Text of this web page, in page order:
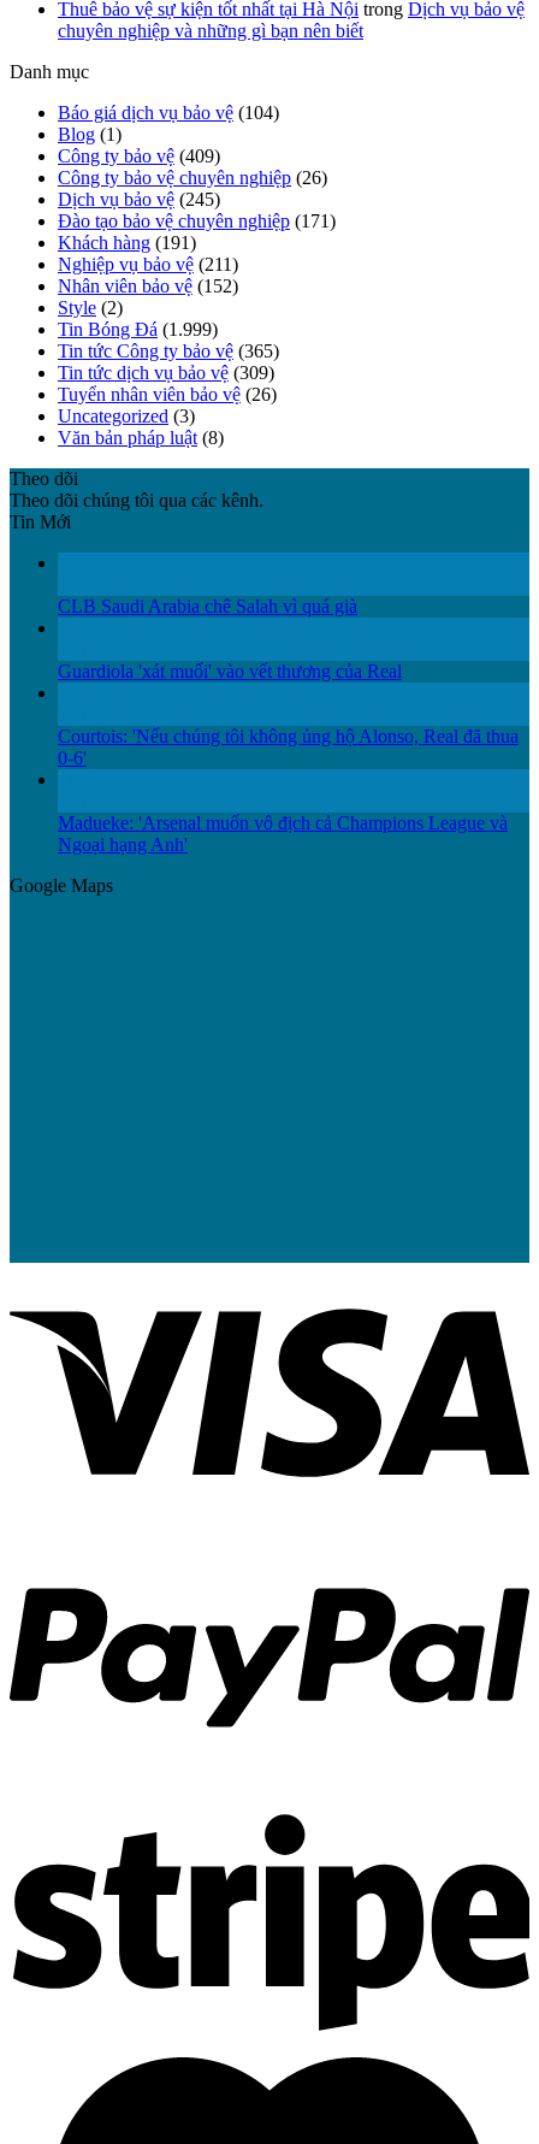
Thuê bảo vệ sự kiện tốt nhất tại Hà Nội trong Dịch vụ bảo vệ
chuyên nghiệp và những gì bạn nên biết
Danh mục
Báo giá dịch vụ bảo vệ (104)
Blog (1)
Công ty bảo vệ (409)
Công ty bảo vệ chuyên nghiệp (26)
Dịch vụ bảo vệ (245)
Đào tạo bảo vệ chuyên nghiệp (171)
Khách hàng (191)
Nghiệp vụ bảo vệ (211)
Nhân viên bảo vệ (152)
Style (2)
Tin Bóng Đá (1.999)
Tin tức Công ty bảo vệ (365)
Tin tức dịch vụ bảo vệ (309)
Tuyển nhân viên bảo vệ (26)
Uncategorized (3)
Văn bản pháp luật (8)
Theo dõi
Theo dõi chúng tôi qua các kênh.
Tin Mới
CLB Saudi Arabia chê Salah vì quá già
Guardiola 'xát muối' vào vết thương của Real
Courtois: 'Nếu chúng tôi không ủng hộ Alonso, Real đã thua
0-6'
Madueke: 'Arsenal muốn vô địch cả Champions League và
Ngoại hạng Anh'
Google Maps